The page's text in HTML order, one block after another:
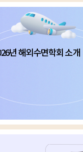
년 해외수면학회 소개